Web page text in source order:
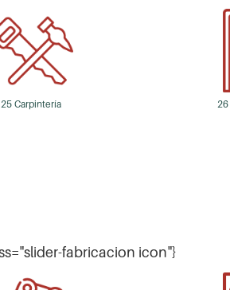
25 Carpintería 26
fabricacion icon"}